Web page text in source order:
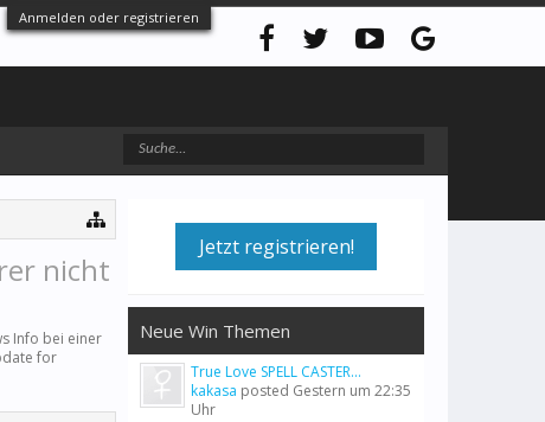
Anmelden oder registrieren
nicht
Info bei einer
for
Jetzt registrieren!
Neue Win Themen
True Love SPELL CASTER...
kakasa posted Gestern um 22:35
Uhr